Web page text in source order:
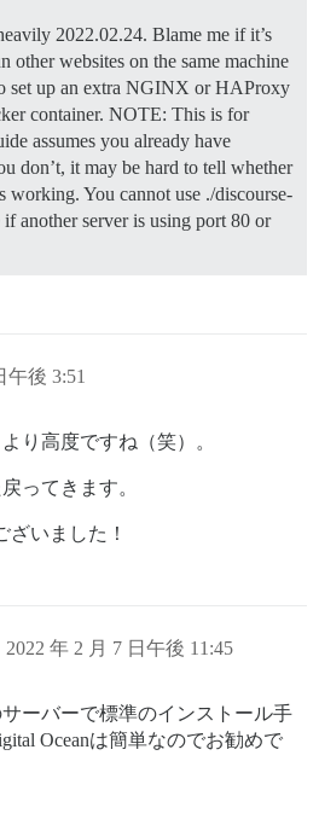
2022.02.24. Blame me if it’s
other websites on the same machine
set up an extra NGINX or HAProxy
container. NOTE: This is for
assumes you already have
don’t, it may be hard to tell whether
working. You cannot use ./discourse-
another server is using port 80 or
午後 3:51
り高度ですね（笑）。
ってきます。
ざいました！
2022 年 2 月 7 日午後 11:45
ーバーで標準のインストール手
Oceanは簡単なのでお勧めで